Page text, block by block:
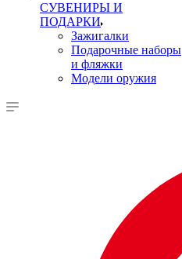
СУВЕНИРЫ И
ПОДАРКИ
Зажигалки
Подарочные наборы
и фляжки
Модели оружия